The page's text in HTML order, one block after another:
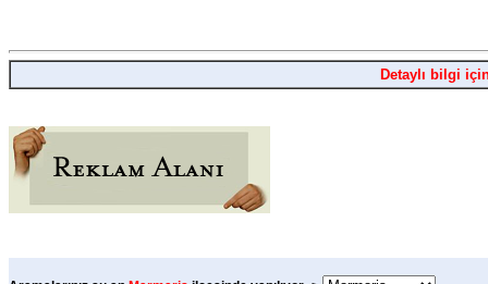
Detaylı bilgi